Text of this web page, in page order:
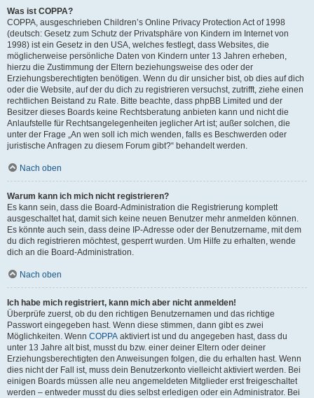
Was ist COPPA?
COPPA, ausgeschrieben Children’s Online Privacy Protection Act of 1998
(deutsch: Gesetz zum Schutz der Privatsphäre von Kindern im Internet von
1998) ist ein Gesetz in den USA, welches festlegt, dass Websites, die
möglicherweise persönliche Daten von Kindern unter 13 Jahren erheben,
hierzu die Zustimmung der Eltern beziehungsweise des oder der
Erziehungsberechtigten benötigen. Wenn du dir unsicher bist, ob dies auf dich
oder die Website, auf der du dich zu registrieren versuchst, zutrifft, ziehe einen
rechtlichen Beistand zu Rate. Bitte beachte, dass phpBB Limited und der
Besitzer dieses Boards keine Rechtsberatung anbieten kann und nicht die
Anlaufstelle für Rechtsangelegenheiten jeglicher Art ist; außer solchen, die
unter der Frage „An wen soll ich mich wenden, falls es Beschwerden oder
juristische Anfragen zu diesem Forum gibt?“ behandelt werden.
Nach oben
Warum kann ich mich nicht registrieren?
Es kann sein, dass die Board-Administration die Registrierung komplett
ausgeschaltet hat, damit sich keine neuen Benutzer mehr anmelden können.
Es könnte auch sein, dass deine IP-Adresse oder der Benutzername, mit dem
du dich registrieren möchtest, gesperrt wurden. Um Hilfe zu erhalten, wende
dich an die Board-Administration.
Nach oben
Ich habe mich registriert, kann mich aber nicht anmelden!
Überprüfe zuerst, ob du den richtigen Benutzernamen und das richtige
Passwort eingegeben hast. Wenn diese stimmen, dann gibt es zwei
Möglichkeiten. Wenn COPPA aktiviert ist und du angegeben hast, dass du
unter 13 Jahre alt bist, musst du bzw. einer deiner Eltern oder deiner
Erziehungsberechtigten den Anweisungen folgen, die du erhalten hast. Wenn
dies nicht der Fall ist, muss dein Benutzerkonto vielleicht aktiviert werden. Bei
einigen Boards müssen alle neu angemeldeten Mitglieder erst freigeschaltet
werden – entweder musst du dies selbst erledigen oder ein Administrator. Bei